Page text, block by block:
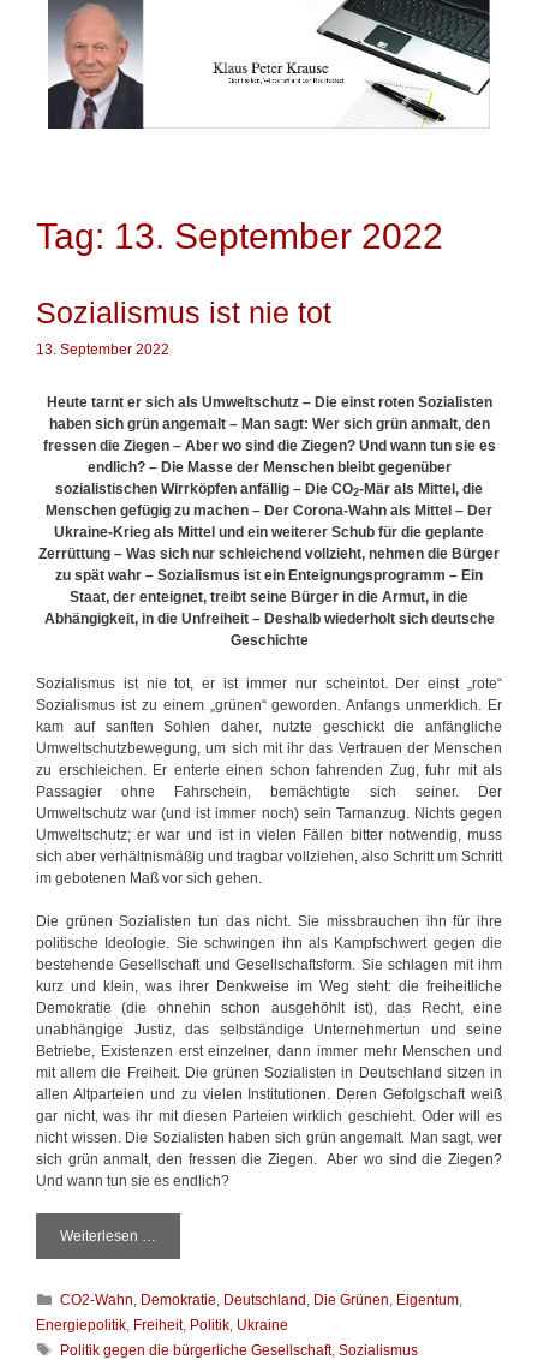
Tag: 13. September 2022
Sozialismus ist nie tot
13. September 2022
Heute tarnt er sich als Umweltschutz – Die einst roten Sozialisten
haben sich grün angemalt – Man sagt: Wer sich grün anmalt, den
fressen die Ziegen – Aber wo sind die Ziegen? Und wann tun sie es
endlich? – Die Masse der Menschen bleibt gegenüber
sozialistischen Wirrköpfen anfällig – Die CO2-Mär als Mittel, die
Menschen gefügig zu machen – Der Corona-Wahn als Mittel – Der
Ukraine-Krieg als Mittel und ein weiterer Schub für die geplante
Zerrüttung – Was sich nur schleichend vollzieht, nehmen die Bürger
zu spät wahr – Sozialismus ist ein Enteignungsprogramm – Ein
Staat, der enteignet, treibt seine Bürger in die Armut, in die
Abhängigkeit, in die Unfreiheit – Deshalb wiederholt sich deutsche
Geschichte
Sozialismus ist nie tot, er ist immer nur scheintot. Der einst „rote“
Sozialismus ist zu einem „grünen“ geworden. Anfangs unmerklich. Er
kam auf sanften Sohlen daher, nutzte geschickt die anfängliche
Umweltschutzbewegung, um sich mit ihr das Vertrauen der Menschen
zu erschleichen. Er enterte einen schon fahrenden Zug, fuhr mit als
Passagier ohne Fahrschein, bemächtigte sich seiner. Der
Umweltschutz war (und ist immer noch) sein Tarnanzug. Nichts gegen
Umweltschutz; er war und ist in vielen Fällen bitter notwendig, muss
sich aber verhältnismäßig und tragbar vollziehen, also Schritt um Schritt
im gebotenen Maß vor sich gehen.
Die grünen Sozialisten tun das nicht. Sie missbrauchen ihn für ihre
politische Ideologie. Sie schwingen ihn als Kampfschwert gegen die
bestehende Gesellschaft und Gesellschaftsform. Sie schlagen mit ihm
kurz und klein, was ihrer Denkweise im Weg steht: die freiheitliche
Demokratie (die ohnehin schon ausgehöhlt ist), das Recht, eine
unabhängige Justiz, das selbständige Unternehmertun und seine
Betriebe, Existenzen erst einzelner, dann immer mehr Menschen und
mit allem die Freiheit. Die grünen Sozialisten in Deutschland sitzen in
allen Altparteien und zu vielen Institutionen. Deren Gefolgschaft weiß
gar nicht, was ihr mit diesen Parteien wirklich geschieht. Oder will es
nicht wissen. Die Sozialisten haben sich grün angemalt. Man sagt, wer
sich grün anmalt, den fressen die Ziegen. Aber wo sind die Ziegen?
Und wann tun sie es endlich?
Weiterlesen …
o
i
a
l
K
a
t
CO2-Wahn, Demokratie, Deutschland , Die Grünen, Eigentum,
Energiepolitik, Freiheit, Politik, Ukraine
S
Politik gegen die bürgerliche Gesellschaft,Sozialismus